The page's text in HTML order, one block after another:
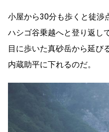
小屋から30分も歩くと徒渉
ハシゴ谷乗越へと登り返し
目に歩いた真砂岳から延び
内蔵助平に下れるのだ。